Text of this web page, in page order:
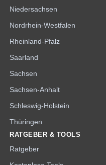
Niedersachsen
Nordrhein-Westfalen
Rheinland-Pfalz
Saarland
Sachsen
Sachsen-Anhalt
Schleswig-Holstein
Thüringen
RATGEBER & TOOLS
Ratgeber